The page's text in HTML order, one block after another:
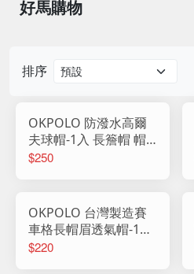
排序
OKPOLO 防潑水高爾
夫球帽-1入 長簷帽 帽
子 鴨舌帽 棒球帽 休閒
$250
OKPOLO 台灣製造賽
車格長帽眉透氣帽-1入
長簷帽 帽子 鴨舌帽 棒
$220
好馬購物